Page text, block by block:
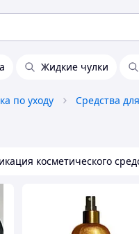
Жидкие чулки
по уходу Средства
косметического